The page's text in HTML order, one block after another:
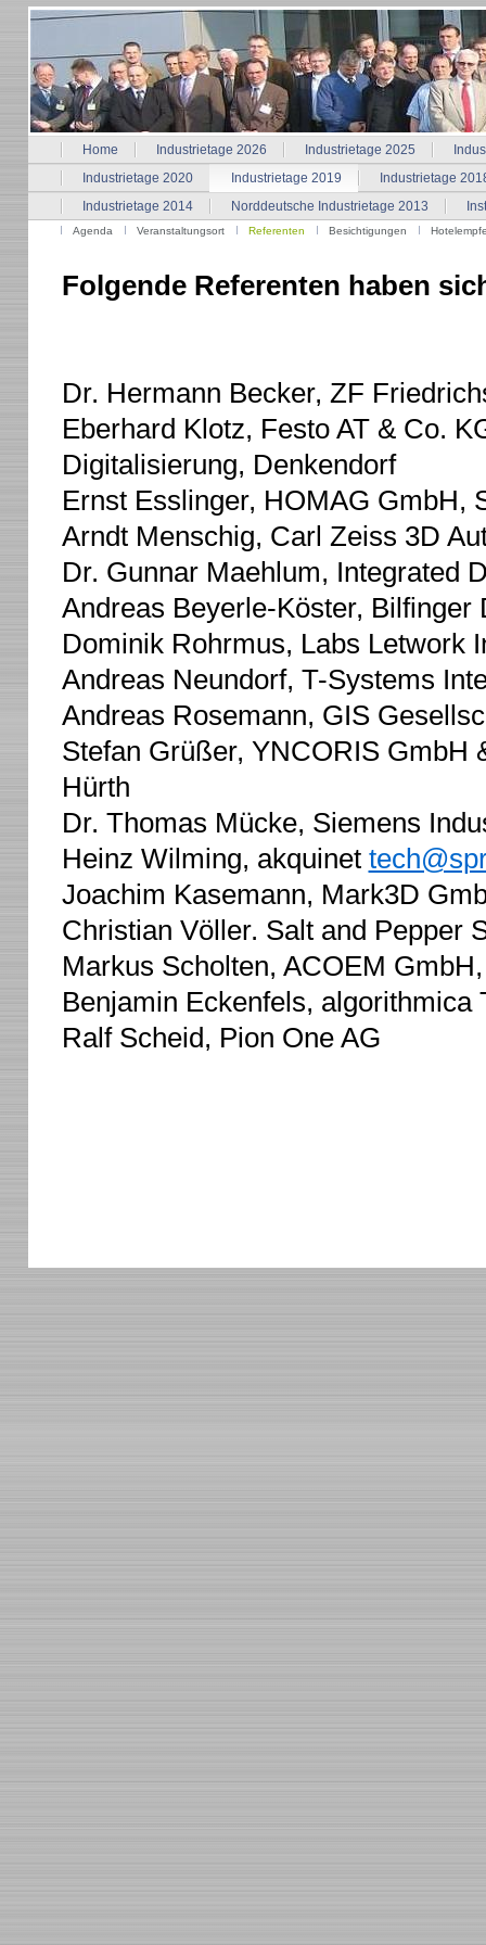
Home Industrietage 2026 Industrietage 2025
Industrietage 2020
Industrietage 2019
Industrietage
Industrietage 2014
Norddeutsche Industrietage 2013
Agenda Veranstaltungsort Referenten Besichtigungen
Folgende Referenten haben
Dr. Hermann Becker, ZF
Eberhard Klotz, Festo AT & Co.
Digitalisierung, Denkendorf
Ernst Esslinger, HOMAG GmbH,
Arndt Menschig, Carl Zeiss 3D
Dr. Gunnar Maehlum, Integrated
Andreas Beyerle-Köster,
Dominik Rohrmus, Labs Letwork
Andreas Neundorf, T-Systems
Andreas Rosemann, GIS
Stefan Grüßer, YNCORIS GmbH
Hürth
Dr. Thomas Mücke, Siemens
Heinz Wilming, akquinet
Joachim Kasemann, Mark3D
Christian Völler. Salt and Pepper
Markus Scholten, ACOEM
Benjamin Eckenfels, algorithmica
Ralf Scheid, Pion One AG